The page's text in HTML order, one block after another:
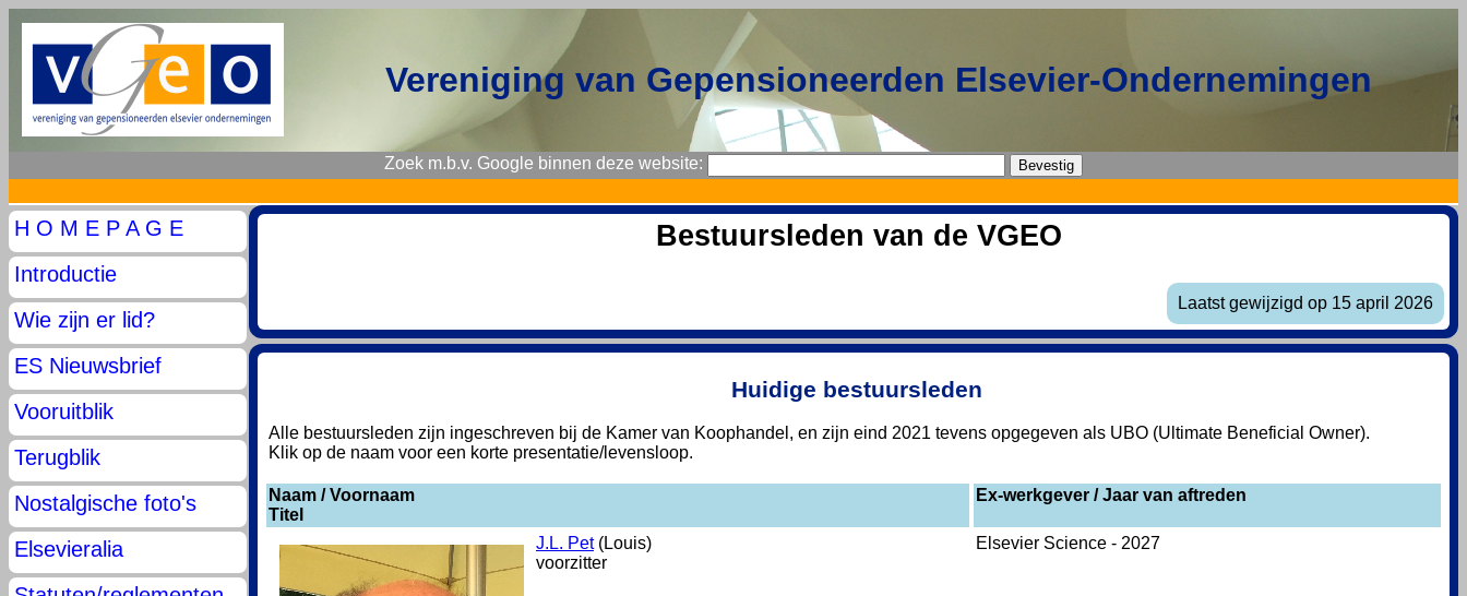
Vereniging van Gepensioneerden Elsevier-Ondernemingen
Zoek m.b.v. Google binnen deze website:
H O M E P A G E
Introductie
Wie zijn er lid?
ES Nieuwsbrief
Vooruitblik
Terugblik
Nostalgische foto's
Elsevieralia
Bestuursleden van de VGEO
Laatst gewijzigd op 15 april 2026
Huidige bestuursleden
Alle bestuursleden zijn ingeschreven bij de Kamer van Koophandel, en zijn eind 2021 tevens opgegeven als UBO (Ultimate Beneficial Owner).
Klik op de naam voor een korte presentatie/levensloop.
Naam / Voornaam
Titel
Ex-werkgever / Jaar van aftreden
J.L. Pet(Louis)
voorzitter
Elsevier Science - 2027